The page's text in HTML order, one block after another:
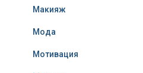
Макияж
Мода
Мотивация